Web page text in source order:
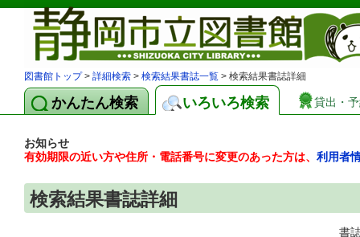
図書館トップ> 詳細検索 > 検索結果書誌一覧 > 検索結果書誌詳細
かんたん検索 いろいろ検索 貸出・
お知らせ
有効期限の近い方や住所・電話番号に変更のあった方は、 利用者
検索結果書誌詳細
書